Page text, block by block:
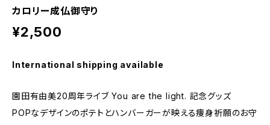
カロリー成仏御守り
¥2,500
International shipping available
園田有由美20周年ライブ You are the light. 記念グッズ
POPなデザインのポテトとハンバーガーが映える痩身祈願のお守